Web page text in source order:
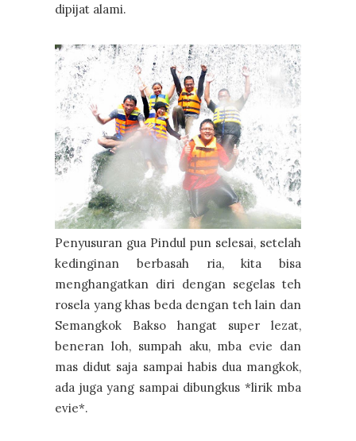
dipijat alami.
Penyusuran gua Pindul pun selesai, setelah
kedinginan berbasah ria, kita bisa
menghangatkan diri dengan segelas teh
rosela yang khas beda dengan teh lain dan
Semangkok Bakso hangat super lezat,
beneran loh, sumpah aku, mba evie dan
mas didut saja sampai habis dua mangkok,
ada juga yang sampai dibungkus *lirik mba
evie*.